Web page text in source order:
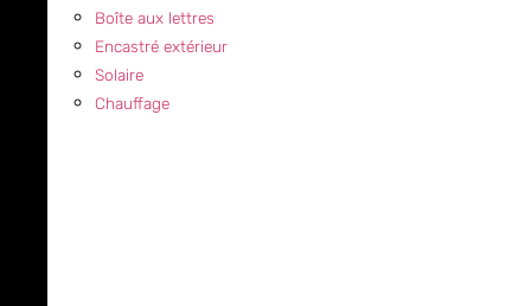
Boîte aux lettres
Encastré extérieur
Solaire
Chauffage